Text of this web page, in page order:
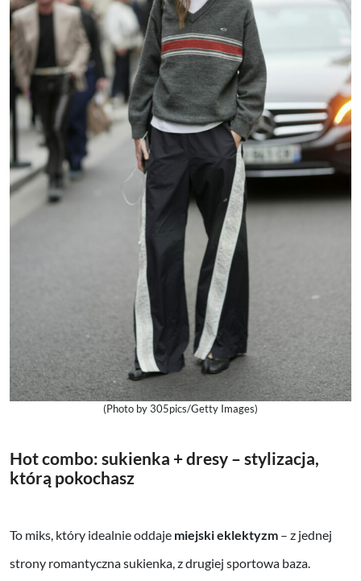
(Photo by 305pics/Getty Images)
Hot combo: sukienka + dresy – stylizacja,
którą pokochasz
To miks, który idealnie oddaje miejski eklektyzm – z jednej
strony romantyczna sukienka, z drugiej sportowa baza.